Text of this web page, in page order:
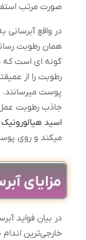
صورت مرتب
در واقع
همان رطوبت
گونه ای است که
رطوبت را از
پوست میرسانند.
جاذب رطوبت
اسید هیالورونیک
میکند و روی
مزایای
در بیان فواید
خارجی‌ترین